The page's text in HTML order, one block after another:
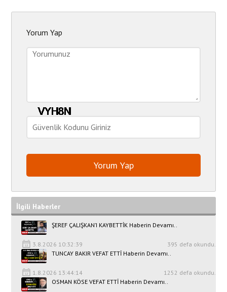
Yorum Yap
İlgili Haberler
ŞEREF ÇALIŞKAN’I KAYBETTİK Haberin Devamı..
3.8.2026 10:32:39
395 defa okundu.
TUNCAY BAKIR VEFAT ETTİ Haberin Devamı..
1.8.2026 13:44:14
1252 defa okundu.
OSMAN KÖSE VEFAT ETTİ Haberin Devamı..